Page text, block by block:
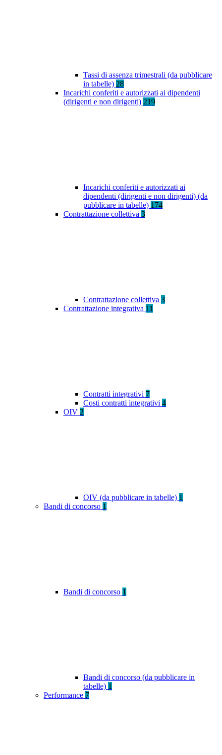
Tassi di assenza trimestrali (da pubblicare
in tabelle) 28
Incarichi conferiti e autorizzati ai dipendenti
(dirigenti e non dirigenti) 219
Incarichi conferiti e autorizzati ai
dipendenti (dirigenti e non dirigenti) (da
pubblicare in tabelle) 174
Contrattazione collettiva 3
Contrattazione collettiva 3
Contrattazione integrativa 11
Contratti integrativi 7
Costi contratti integrativi 4
OIV 2
OIV (da pubblicare in tabelle) 1
Bandi di concorso 1
Bandi di concorso 1
Bandi di concorso (da pubblicare in
tabelle) 1
Performance 7